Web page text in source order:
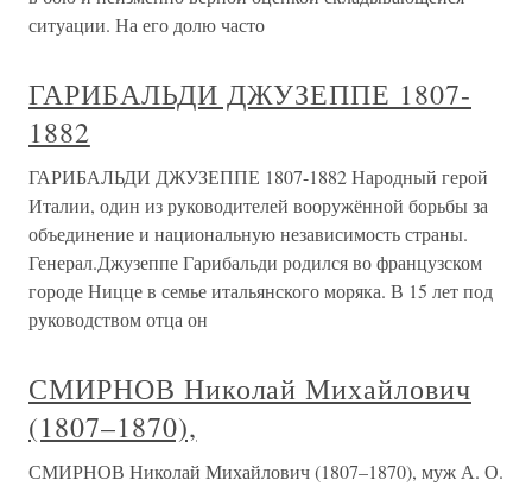
ситуации. На его долю часто
ГАРИБАЛЬДИ ДЖУЗЕППЕ 1807-
1882
ГАРИБАЛЬДИ ДЖУЗЕППЕ 1807-1882 Народный герой
Италии, один из руководителей вооружённой борьбы за
объединение и национальную независимость страны.
Генерал.Джузеппе Гарибальди родился во французском
городе Ницце в семье итальянского моряка. В 15 лет под
руководством отца он
СМИРНОВ Николай Михайлович
(1807–1870),
СМИРНОВ Николай Михайлович (1807–1870), муж А. О.